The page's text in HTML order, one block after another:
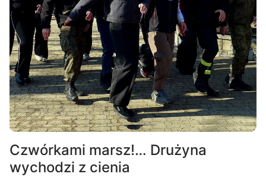
Czwórkami marsz!… Drużyna
wychodzi z cienia